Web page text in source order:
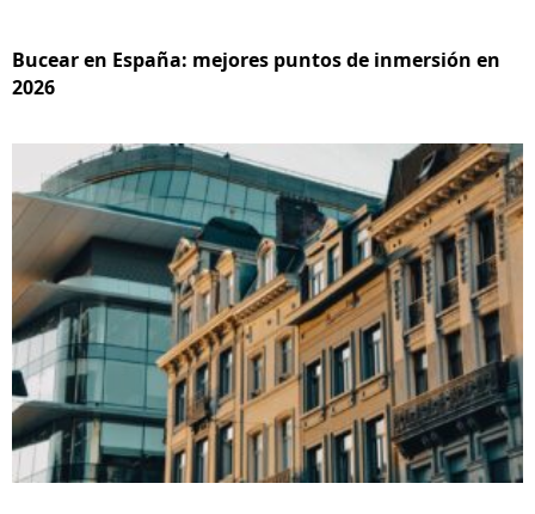
Bucear en España: mejores puntos de inmersión en
2026